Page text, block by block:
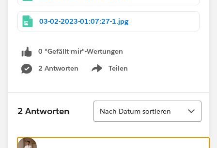
03-02-2023-01:07:27-1.jpg
0 "Gefällt mir"-Wertungen
2 Antworten
Teilen
Show menu
2 Antworten
Sortieren
Nach Datum sortieren